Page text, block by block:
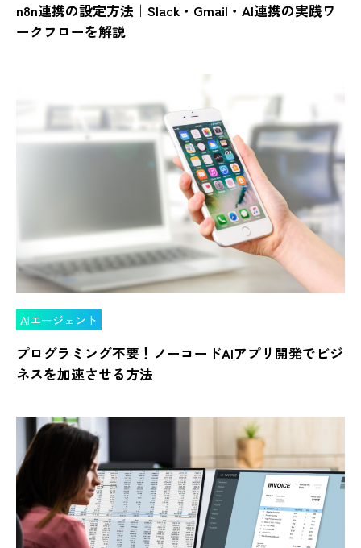
n8n連携の設定方法｜Slack・Gmail・AI連携の実践ワ
ークフローを解説
AIエージェント
プログラミング不要！ノーコードAIアプリ開発でビジ
ネスを加速させる方法